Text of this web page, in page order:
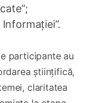
participante au
științifică,
claritatea